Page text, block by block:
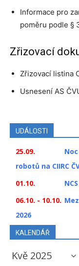
Informace pro
poměru podle §
Zřizovací
Zřizovací listina
Usnesení AS
UDÁLOSTI
25.09.
robotů na CIIRC
01.10.
06.10. - 10.10.
2026
KALENDÁŘ